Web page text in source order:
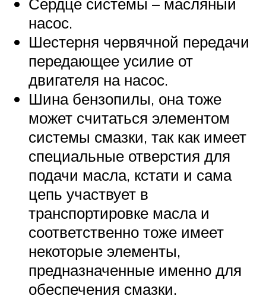
насос.
Шестерня червячной передачи
передающее усилие от
двигателя на насос.
Шина бензопилы, она тоже
может считаться элементом
системы смазки, так как имеет
специальные отверстия для
подачи масла, кстати и сама
цепь участвует в
транспортировке масла и
соответственно тоже имеет
некоторые элементы,
предназначенные именно для
обеспечения смазки.